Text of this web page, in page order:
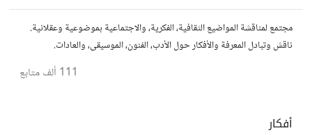
مجتمع لمناقشة المواضيع الثقافية، الفكرية، والاجتماعية بموضوعية وعقلانية.
ناقش وتبادل المعرفة والأفكار حول الأدب، الفنون، الموسيقى، والعادات.
111 ألف متابع
أفكار